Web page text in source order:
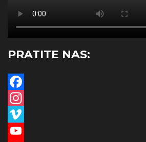
PRATITE NAS:
Facebook
Instagram
Vimeo